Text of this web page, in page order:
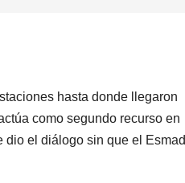
hasta donde llegaron
como segundo recurso en
dio el diálogo sin que el Esmad